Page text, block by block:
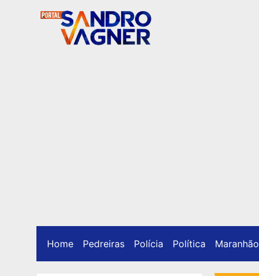
Home Pedreiras Polícia Política Maranhão